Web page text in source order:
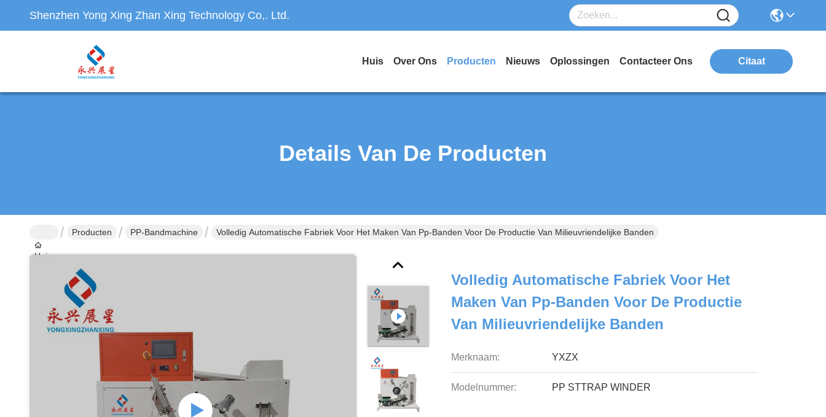
Shenzhen Yong Xing Zhan Xing Technology Co,. Ltd.
Huis Over Ons Producten Nieuws Oplossingen Contacteer Ons Citaat
Details Van De Producten
Huis
Producten PP-Bandmachine Volledig Automatische Fabriek Voor Het Maken Van Pp-Banden Voor De Productie Van Milieuvriendelijke Banden
Volledig Automatische Fabriek Voor Het
Maken Van Pp-Banden Voor De Productie
Van Milieuvriendelijke Banden
Merknaam: YXZX
Modelnummer: PP STTRAP WINDER